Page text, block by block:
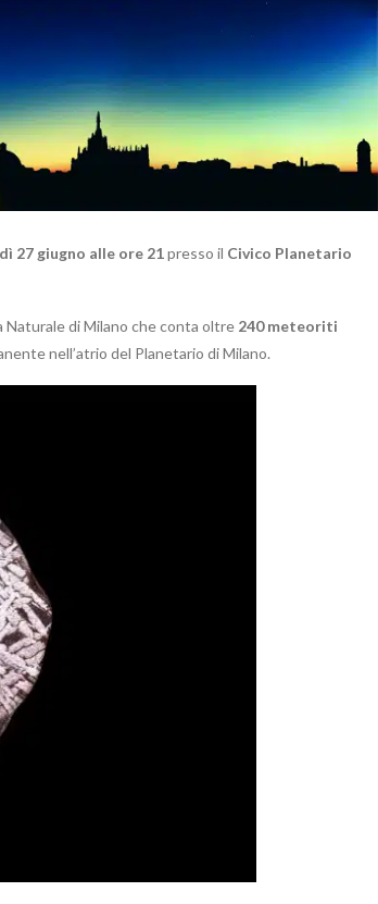
27 giugno alle ore 21presso il Civico Planetario
di Milano che conta oltre 240 meteoriti
nell’atrio del Planetario di Milano.